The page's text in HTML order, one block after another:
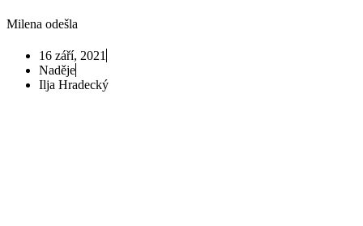
Milena odešla
16 září, 2021
Naděje
Ilja Hradecký